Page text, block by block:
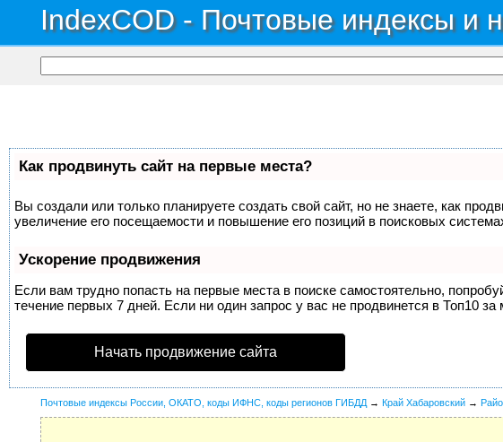
IndexCOD - Почтовые индексы и
Как продвинуть сайт на первые места?
Вы создали или только планируете создать свой сайт, но не знаете, как
увеличение его посещаемости и повышение его позиций в поисковых
Ускорение продвижения
Если вам трудно попасть на первые места в поиске самостоятельно,
течение первых 7 дней. Если ни один запрос у вас не продвинется в Топ10 за
Начать продвижение сайта
Почтовые индексы России, ОКАТО, коды ИФНС, коды регионов ГИБДД → Край Хабаровский →